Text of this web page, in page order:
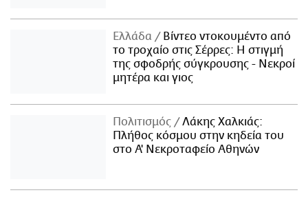
Ελλάδα
Βίντεο ντοκουμέντο από
το τροχαίο στις Σέρρες: Η στιγμή
της σφοδρής σύγκρουσης - Νεκροί
μητέρα και γιος
Πολιτισμός
Λάκης Χαλκιάς:
Πλήθος κόσμου στην κηδεία του
στο Α' Νεκροταφείο Αθηνών